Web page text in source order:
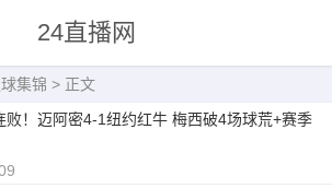
24直播网
集锦 > 正文
！迈阿密4-1纽约红牛 梅西破4场球荒+赛季